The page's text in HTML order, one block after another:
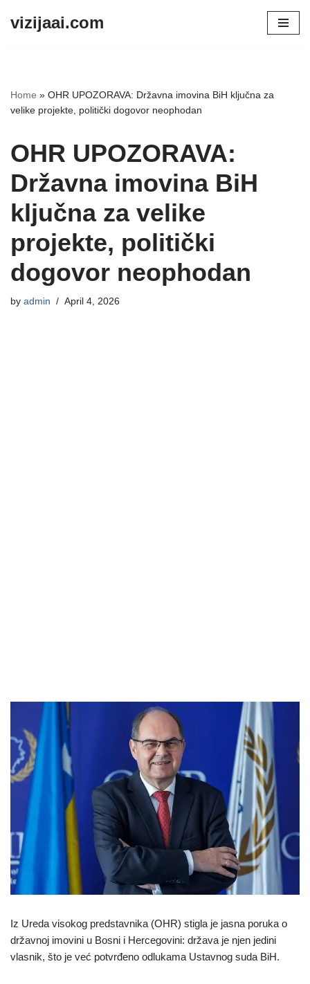
vizijaai.com
Home » OHR UPOZORAVA: Državna imovina BiH ključna za
velike projekte, politički dogovor neophodan
OHR UPOZORAVA:
Državna imovina BiH
ključna za velike
projekte, politički
dogovor neophodan
by admin April 4, 2026
Iz Ureda visokog predstavnika (OHR) stigla je jasna poruka o
državnoj imovini u Bosni i Hercegovini: država je njen jedini
vlasnik, što je već potvrđeno odlukama Ustavnog suda BiH.